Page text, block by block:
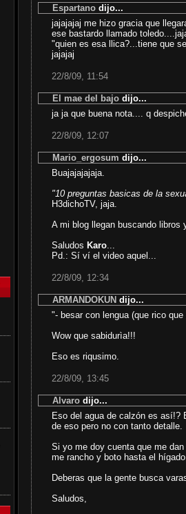
Espartano dijo...
jajajajaj me hizo gracia que
ese bastardo llamado
"quien es esa llica?...tiene que
jajajaj
22/8/09, 11:54
El mae del bajo dijo...
ja ja que buena nota.... q
22/8/09, 12:07
Mario_ergosum dijo...
Buajajajajaja.
"10 preguntas basicas de la
H3dichoTV, jaja.
A mi blog llegan buscando libros
Saludos Karo...
Pd.: Sí ví el video aquel...
22/8/09, 12:34
ARMANDOKUN dijo...
"- besar con lengua (que rico que
Wow que sabidurìa!!!
Eso es riqusimo.
22/8/09, 13:45
Alvaro dijo...
Eso del agua de calzón es así!?
de eso pero no con tanto detalle.
Si yo me doy cuenta que me
me rancho y boto hasta el
Deberas que la gente busca
Saludos,